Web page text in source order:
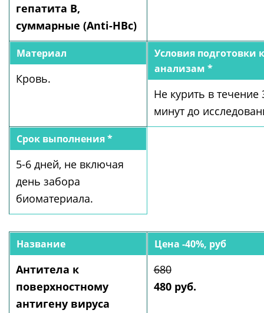
гепатита В,
суммарные (Anti-HBc)
Материал
Кровь.
Условия подготовки к
анализам *
Не курить в течение
минут до
Срок выполнения *
5-6 дней, не включая
день забора
биоматериала.
Название
Антитела к
поверхностному
антигену вируса
Цена -40%, руб
680
480 руб.